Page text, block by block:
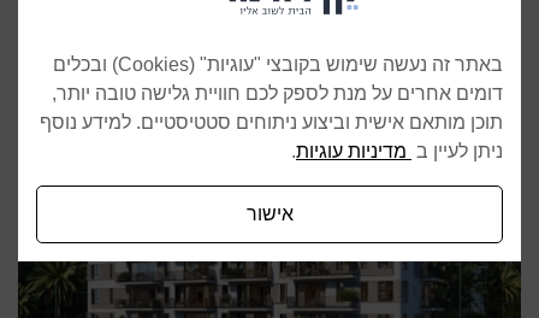
באתר זה נעשה שימוש בקובצי "עוגיות" (Cookies) ובכלים
דומים אחרים על מנת לספק לכם חוויית גלישה טובה יותר,
תוכן מותאם אישית וביצוע ניתוחים סטטיסטיים. למידע נוסף
ניתן לעיין ב מדיניות עוגיות.
אישור